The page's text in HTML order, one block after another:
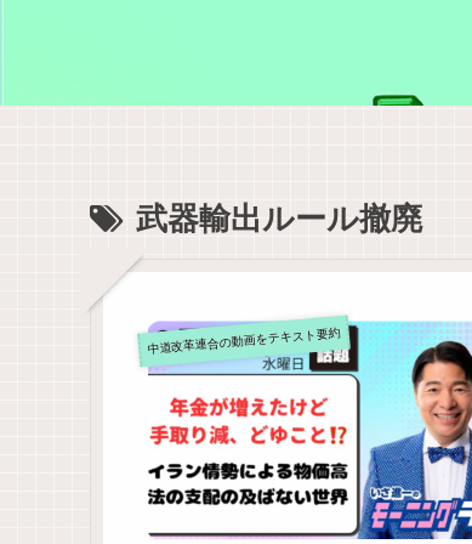
武器輸出ルール撤廃
中道改革連合の動画をテキスト要約